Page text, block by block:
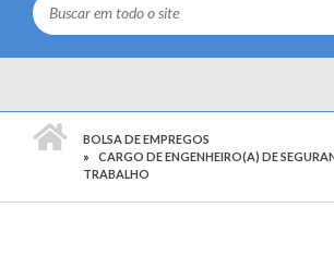
BOLSA DE EMPREGOS
CARGO DE ENGENHEIRO(A) DE
TRABALHO